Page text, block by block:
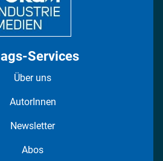
Services
Über uns
AutorInnen
Newsletter
Abos